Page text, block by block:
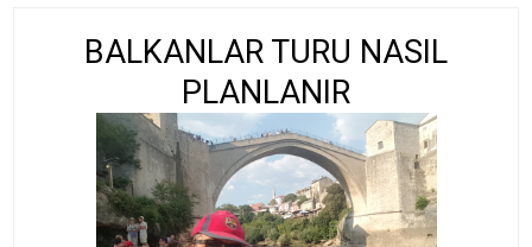
BALKANLAR TURU NASIL
PLANLANIR